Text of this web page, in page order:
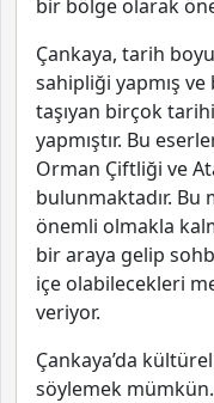
bir bölge olarak öne
Çankaya, tarih
sahipliği yapmış
taşıyan birçok
yapmıştır. Bu
Orman Çiftliği ve
bulunmaktadır. Bu
önemli olmakla
bir araya gelip
içe olabilecekleri
veriyor.
Çankaya’da
söylemek